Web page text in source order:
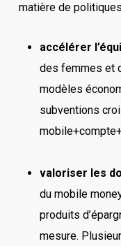
matière de
accélérer
des femmes et
modèles
subventions
valoriser les
du mobile
produits
mesure.